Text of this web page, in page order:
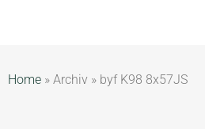
Home » Archiv » byf K98 8x57JS